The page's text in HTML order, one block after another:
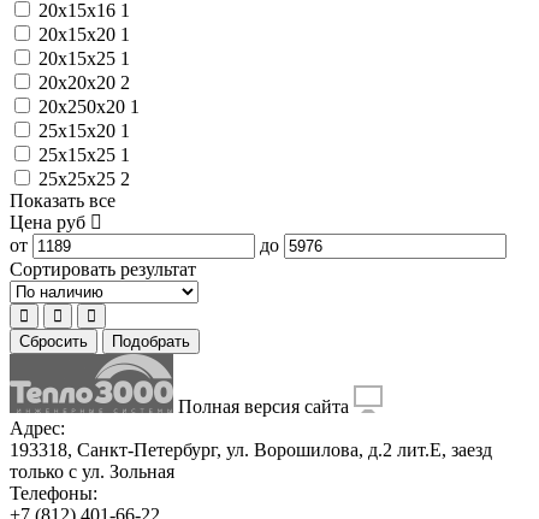
20x15x16 1
20x15x20 1
20x15x25 1
20x20x20 2
20x250х20 1
25x15x20 1
25x15x25 1
25x25x25 2
Показать все
Цена руб
от
до
Сортировать результат
Сбросить Подобрать
Полная версия сайта
Адрес:
193318, Санкт-Петербург, ул. Ворошилова, д.2 лит.Е, заезд
только с ул. Зольная
Телефоны: